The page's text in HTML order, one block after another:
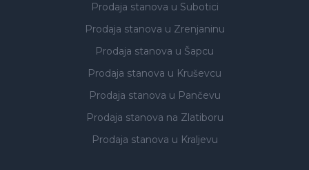
Prodaja stanova u Subotici
Prodaja stanova u Zrenjaninu
Prodaja stanova u Šapcu
Prodaja stanova u Kruševcu
Prodaja stanova u Pančevu
Prodaja stanova na Zlatiboru
Prodaja stanova u Kraljevu